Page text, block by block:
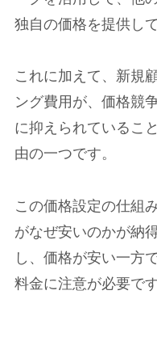
独自の価格を提供し
これに加えて、新規
ング費用が、価格競
に抑えられているこ
由の一つです。
この価格設定の仕組
がなぜ安いのかが納
し、価格が安い一方
料金に注意が必要です